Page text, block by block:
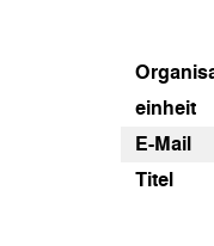
einheit
E-Mail
Titel